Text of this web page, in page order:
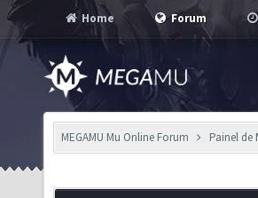
Home Forum
MEGAMU Mu Online Forum Painel de